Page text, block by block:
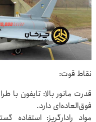
نقاط قوت:
قدرت مانور بالا: تایفون با
فوق‌العاده‌ای دارد.
مواد رادارگریز: استفاده